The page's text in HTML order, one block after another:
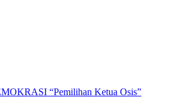
“Pemilihan Ketua Osis”